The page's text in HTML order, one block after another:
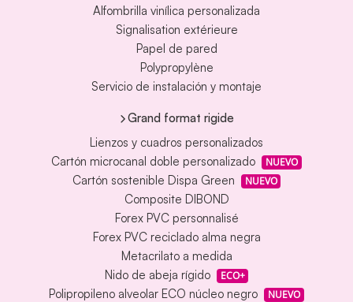
Alfombrilla vinílica personalizada
Signalisation extérieure
Papel de pared
Polypropylène
Servicio de instalación y montaje
Grand format rigide
Lienzos y cuadros personalizados
Cartón microcanal doble personalizado
NUEVO
Cartón sostenible Dispa Green NUEVO
Composite DIBOND
Forex PVC personnalisé
Forex PVC reciclado alma negra
Metacrilato a medida
Nido de abeja rígido
ECO+
Polipropileno alveolar ECO núcleo negro NUEVO